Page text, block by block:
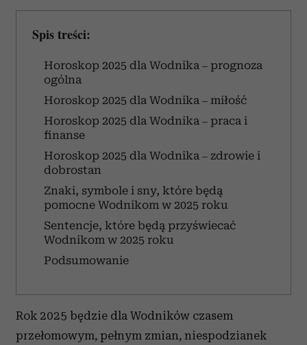
Spis treści:
Horoskop 2025 dla Wodnika – prognoza
ogólna
Horoskop 2025 dla Wodnika – miłość
Horoskop 2025 dla Wodnika – praca i
finanse
Horoskop 2025 dla Wodnika – zdrowie i
dobrostan
Znaki, symbole i sny, które będą
pomocne Wodnikom w 2025 roku
Sentencje, które będą przyświecać
Wodnikom w 2025 roku
Podsumowanie
Rok 2025 będzie dla Wodników czasem
przełomowym, pełnym zmian, niespodzianek